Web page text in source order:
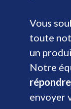
Vous
toute
un
Notre
envoyer